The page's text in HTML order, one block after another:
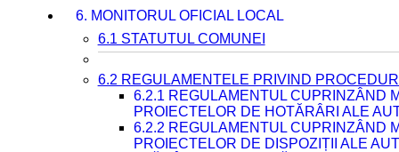
6. MONITORUL OFICIAL LOCAL
6.1 STATUTUL COMUNEI
6.2 REGULAMENTELE PRIVIND
6.2.1 REGULAMENTUL CUPRINZÂND
PROIECTELOR DE HOTĂRÂRI ALE
6.2.2 REGULAMENTUL CUPRINZÂND
PROIECTELOR DE DISPOZIȚII ALE